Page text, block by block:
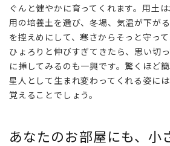
ぐんと健やかに育ってくれます。用土
用の培養土を選び、冬場、気温が下が
を控えめにして、寒さからそっと守っ
ひょろりと伸びすぎてきたら、思い切
に挿してみるのも一興です。驚くほど
星人として生まれ変わってくれる姿に
覚えることでしょう。
あなたのお部屋にも、小